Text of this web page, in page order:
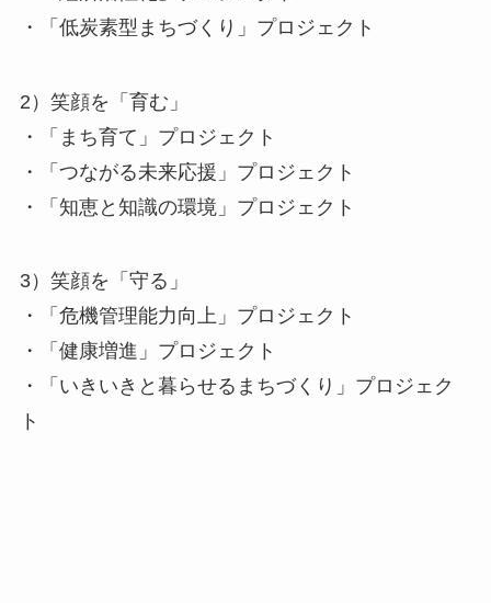
・「低炭素型まちづくり」プロジェクト
2）笑顔を「育む」
・「まち育て」プロジェクト
・「つながる未来応援」プロジェクト
・「知恵と知識の環境」プロジェクト
3）笑顔を「守る」
・「危機管理能力向上」プロジェクト
・「健康増進」プロジェクト
・「いきいきと暮らせるまちづくり」プロジェク
ト